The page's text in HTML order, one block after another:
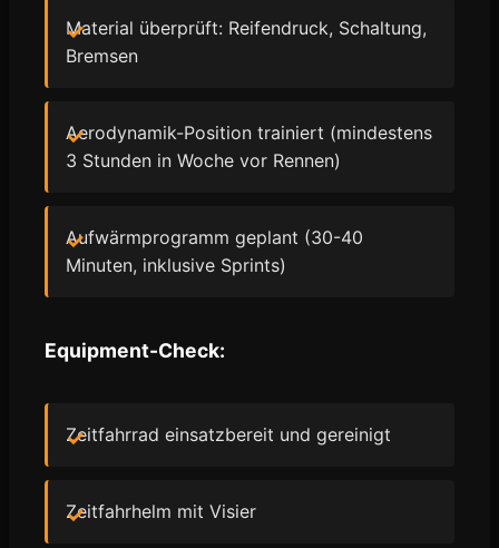
Material überprüft: Reifendruck, Schaltung,
Bremsen
Aerodynamik-Position trainiert (mindestens
3 Stunden in Woche vor Rennen)
Aufwärmprogramm geplant (30-40
Minuten, inklusive Sprints)
Equipment-Check:
Zeitfahrrad einsatzbereit und gereinigt
Zeitfahrhelm mit Visier